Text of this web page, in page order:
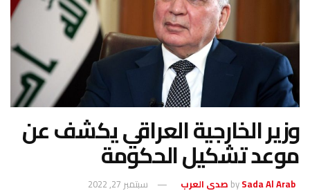
وزير الخارجية العراقي يكشف عن
موعد تشكيل الحكومة
bySada Al Arab صدى العرب سبتمبر 27, 2022